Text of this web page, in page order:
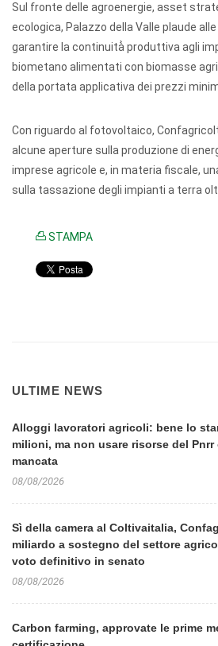
Sul fronte delle agroenergie, asset
ecologica, Palazzo della Valle plaude
garantire la continuità̀ produttiva agli
biometano alimentati con biomasse
della portata applicativa dei prezzi
Con riguardo al fotovoltaico,
alcune aperture sulla produzione di
imprese agricole e, in materia fiscale,
sulla tassazione degli impianti a terra
STAMPA
ULTIME NEWS
Alloggi lavoratori agricoli: bene lo
milioni, ma non usare risorse del
mancata
08/08/2026
Sì della camera al Coltivaitalia,
miliardo a sostegno del settore
voto definitivo in senato
08/08/2026
Carbon farming, approvate le prime